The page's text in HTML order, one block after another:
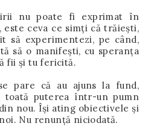
nu poate fi exprimat în
este ceva ce simți că trăiești,
să experimentezi, pe când,
să o manifești, cu speranța
fii și tu fericită.
pare că au ajuns la fund,
toată puterea într-un pumn
nou. Își ating obiectivele și
Nu renunță niciodată.